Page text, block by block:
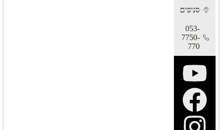
סניפים
053-
7750-
770